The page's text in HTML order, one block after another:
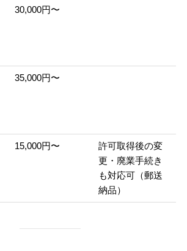
30,000円〜
35,000円〜
15,000円〜
許可取得後の変
更・廃業手続き
も対応可（郵送
納品）